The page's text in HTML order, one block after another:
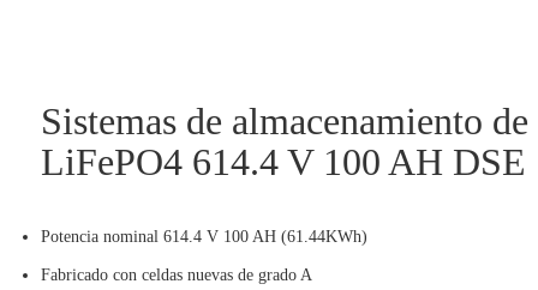
Sistemas de almacenamiento
LiFePO4 614.4 V 100 AH DSE
Potencia nominal 614.4 V 100 AH (61.44KWh)
Fabricado con celdas nuevas de grado A